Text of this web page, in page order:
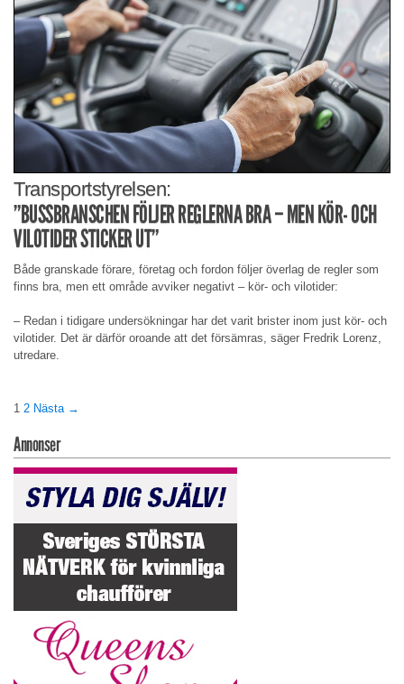
Transportstyrelsen:
”BUSSBRANSCHEN FÖLJER REGLERNA BRA – MEN KÖR- OCH
VILOTIDER STICKER UT”
Både granskade förare, företag och fordon följer överlag de regler som
finns bra, men ett område avviker negativt – kör- och vilotider:
– Redan i tidigare undersökningar har det varit brister inom just kör- och
vilotider. Det är därför oroande att det försämras, säger Fredrik Lorenz,
utredare.
1 2 Nästa →
Annonser